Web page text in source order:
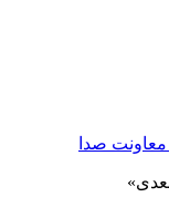
صدا
»